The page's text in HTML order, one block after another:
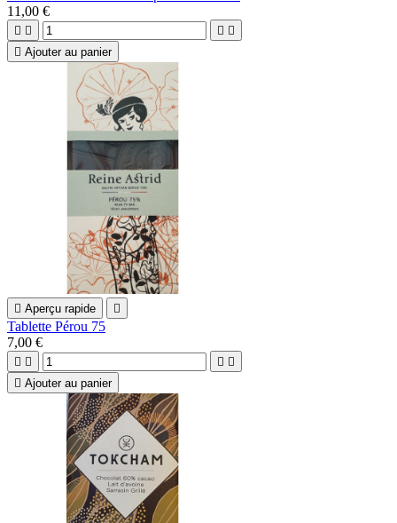
11,00 €
   
 Ajouter au panier
 Aperçu rapide 
Tablette Pérou 75
7,00 €
   
 Ajouter au panier